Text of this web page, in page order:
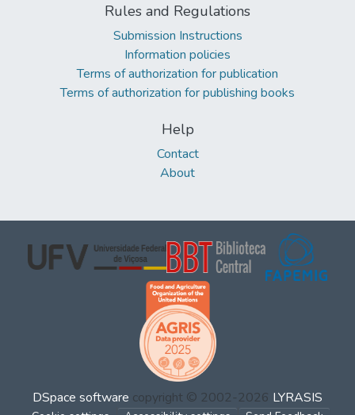
Rules and Regulations
Submission Instructions
Information policies
Terms of authorization for publication
Terms of authorization for publishing books
Help
Contact
About
DSpace software copyright © 2002-2026 LYRASIS